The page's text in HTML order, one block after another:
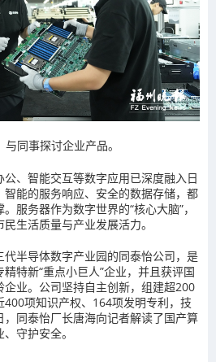
与同事探讨企业产品。
、智能交互等数字应用已深度融入日
能的服务响应、安全的数据存储，都
服务器作为数字世界的“核心大脑”，
生活质量与产业发展活力。
半导体数字产业园的同泰怡公司，是
特新“重点小巨人”企业，并且获评国
业。公司坚持自主创新，组建超200
项知识产权、164项发明专利，技
同泰怡厂长唐海向记者解读了国产算
守护安全。